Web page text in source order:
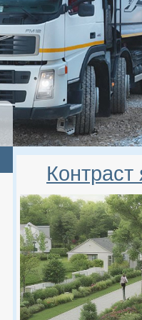
Контраст